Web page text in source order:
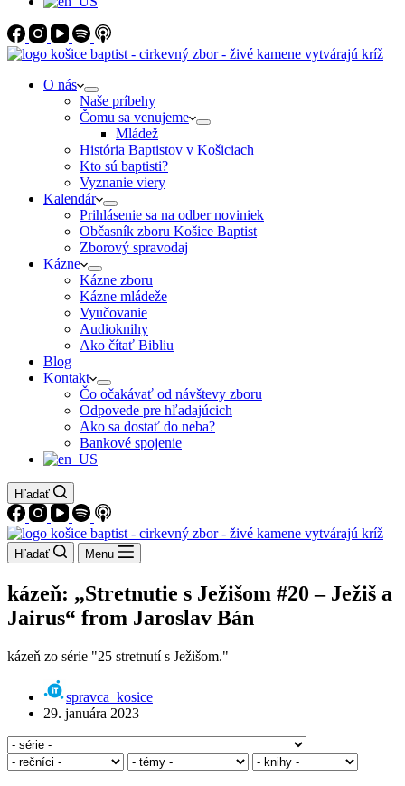
O nás
Naše príbehy
Čomu sa venujeme
Mládež
História Baptistov v Košiciach
Kto sú baptisti?
Vyznanie viery
Kalendár
Prihlásenie sa na odber noviniek
Občasník zboru Košice Baptist
Zborový spravodaj
Kázne
Kázne zboru
Kázne mládeže
Vyučovanie
Audioknihy
Ako čítať Bibliu
Blog
Kontakt
Čo očakávať od návštevy zboru
Odpovede pre hľadajúcich
Ako sa dostať do neba?
Bankové spojenie
Hľadať
Hľadať Menu
kázeň: „Stretnutie s Ježišom #20 – Ježiš a
Jairus“ from Jaroslav Bán
kázeň zo série "25 stretnutí s Ježišom."
spravca_kosice
29. januára 2023